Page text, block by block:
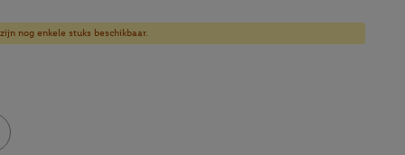
nog enkele stuks beschikbaar.